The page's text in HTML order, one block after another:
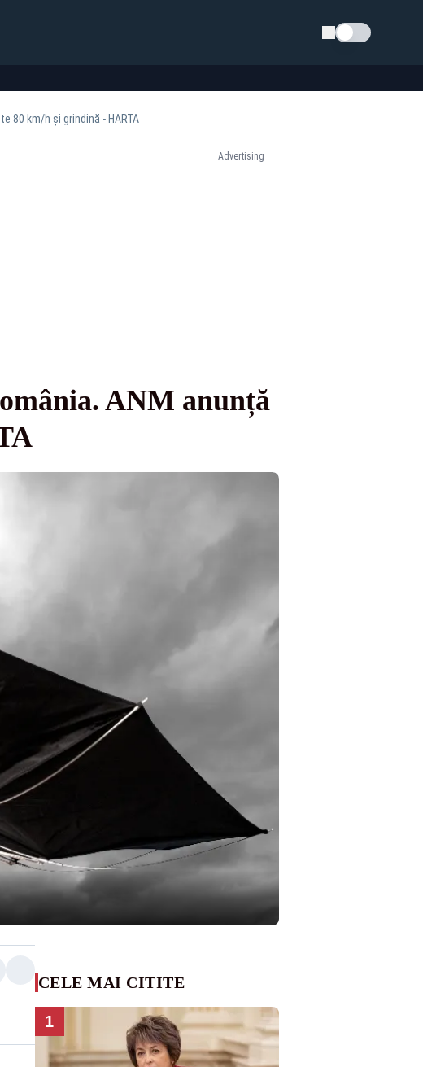
Schimba tema
80 km/h și grindină - HARTA
Advertising
ANM anunță
CELE MAI CITITE
1